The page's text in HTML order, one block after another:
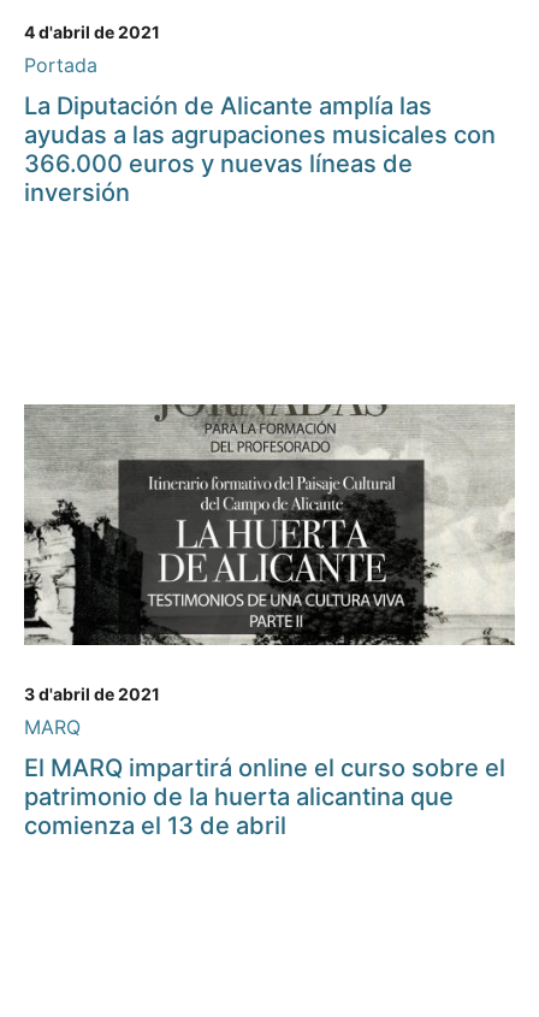
4 d'abril de 2021
Portada
La Diputación de Alicante amplía las
ayudas a las agrupaciones musicales con
366.000 euros y nuevas líneas de
inversión
3 d'abril de 2021
MARQ
El MARQ impartirá online el curso sobre el
patrimonio de la huerta alicantina que
comienza el 13 de abril